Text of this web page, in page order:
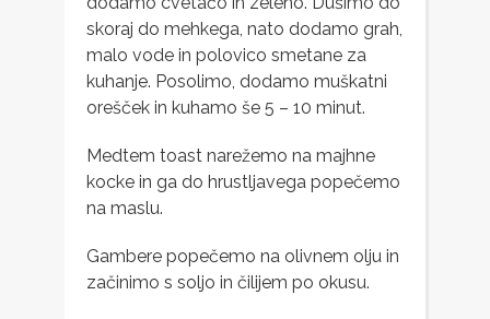
skoraj do mehkega, nato dodamo grah,
malo vode in polovico smetane za
kuhanje. Posolimo, dodamo muškatni
orešček in kuhamo še 5 – 10 minut.
Medtem toast narežemo na majhne
kocke in ga do hrustljavega popečemo
na maslu.
Gambere popečemo na olivnem olju in
začinimo s soljo in čilijem po okusu.